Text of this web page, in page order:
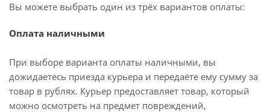
Вы можете выбрать один из трёх вариантов оплаты:
Оплата наличными
При выборе варианта оплаты наличными, вы
дожидаетесь приезда курьера и передаёте ему сумму за
товар в рублях. Курьер предоставляет товар, который
можно осмотреть на предмет повреждений,